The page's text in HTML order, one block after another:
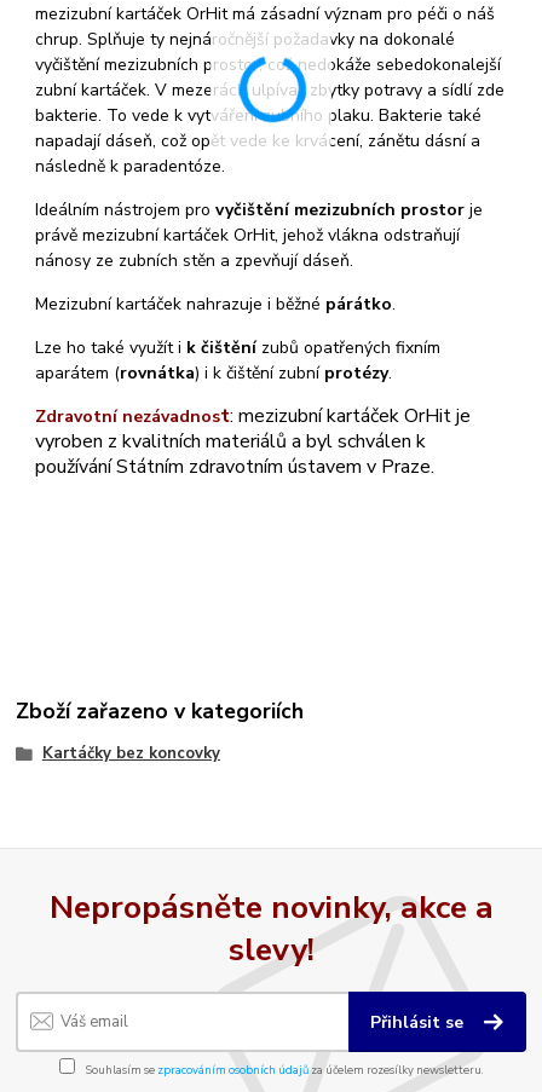
mezizubní kartáček OrHit má zásadní význam pro péči o náš
chrup. Splňuje ty nejnáročnější požadavky na dokonalé
vyčištění mezizubních prostor, což nedokáže sebedokonalejší
zubní kartáček. V mezerách ulpívají zbytky potravy a sídlí zde
bakterie. To vede k vytváření zubního plaku. Bakterie také
napadají dáseň, což opět vede ke krvácení, zánětu dásní a
následně k paradentóze.
Ideálním nástrojem provyčištění mezizubních prostor je
právě mezizubní kartáček OrHit, jehož vlákna odstraňují
nánosy ze zubních stěn a zpevňují dáseň.
Mezizubní kartáček nahrazuje i běžné párátko.
Lze ho také využít i k čištěnízubů opatřených fixním
aparátem (rovnátka) i k čištění zubní protézy.
Zdravotní nezávadnost: mezizubní kartáček OrHit je
vyroben z kvalitních materiálů a byl schválen k
používání Státním zdravotním ústavem v Praze.
Zboží zařazeno v kategoriích
Kartáčky bez koncovky
Nepropásněte novinky, akce a
slevy!
Přihlásit se
Souhlasím se zpracováním osobních údajůza účelem rozesílky newsletteru.